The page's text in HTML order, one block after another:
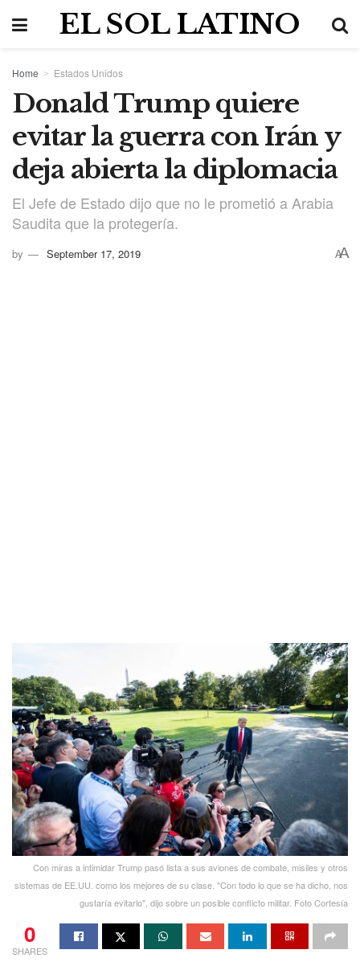
EL SOL LATINO
Home Estados Unidos
Donald Trump quiere
evitar la guerra con Irán y
deja abierta la diplomacia
El Jefe de Estado dijo que no le prometió a Arabia
Saudita que la protegería.
by September 17, 2019 AA
Con miras a intimidar Trump pasó lista a sus aviones de combate, misiles y otros
sistemas de EE.UU. como los mejores de su clase. "Con todo lo que se ha dicho, nos
gustaría evitarlo", dijo sobre un posible conflicto militar. Foto Cortesía
0
SHARES